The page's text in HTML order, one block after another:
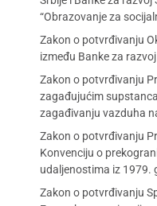
“Obrazovanje za
Zakon o potvrđivanju
između Banke za
Zakon o potvrđivanju
zagađujućim
zagađivanju vazduha
Zakon o potvrđivanju
Konvenciju o
udaljenostima iz 1979.
Zakon o potvrđivanju